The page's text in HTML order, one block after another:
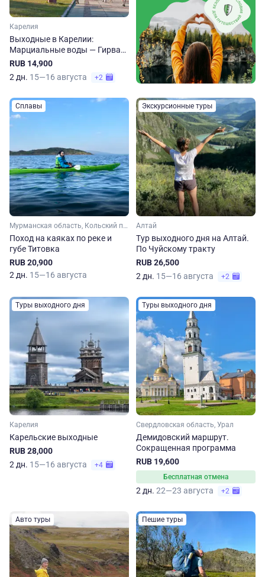
Карелия
Выходные в Карелии:
Марциальные воды — Гирвас
— Кивач
RUB 14,900
2 дн. 15—16 августа +2
Сплавы
Мурманская область, Кольский полуостров, Арктика
Поход на каяках по реке и
губе Титовка
RUB 20,900
2 дн. 15—16 августа
Экскурсионные туры
Алтай
Тур выходного дня на Алтай.
По Чуйскому тракту
RUB 26,500
2 дн. 15—16 августа +2
Туры выходного дня
Карелия
Карельские выходные
RUB 28,000
2 дн. 15—16 августа +4
Туры выходного дня
Свердловская область, Урал
Демидовский маршрут.
Сокращенная программа
RUB 19,600
Бесплатная отмена
2 дн. 22—23 августа +2
Авто туры Пешие туры